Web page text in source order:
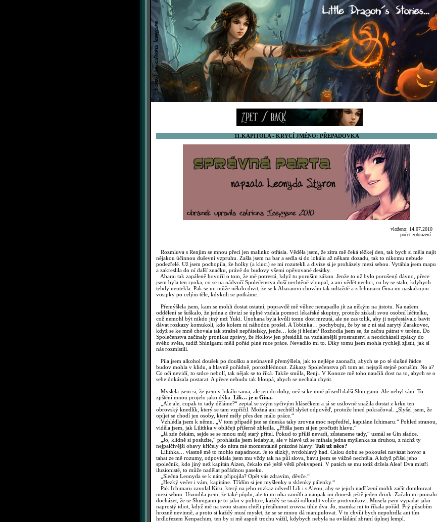
11.KAPITOLA - KRYCÍ JMÉNO: PŘEPADOVKA
vloženo: 14.07.2010
počet zobrazení:
Rozmluva s Renjim se mnou přeci jen malinko otřásla. Věděla jsem, že zítra mě čeká těžkej den, tak bych si měla najít
nějakou účinnou duševní vzpruhu. Zašla jsem na bar a sedla si do lokálu až někam dozadu, tak to nikomu nebude
podezřelé. Už jsem pochopila, že holky (a kluci) se mi rozutekli a divize si je proházely mezi sebou. Vytáhla jsem mapu
a zakreslila do ní další značku, právě do budovy všemi opěvované desítky.
Abarai tak zapáleně hovořil o tom, že mě potrestá, když tu poruším zákon. Jenže to už bylo porušený dávno, přece
jsem byla ten ryoka, co se na nádvoří Společenstva duší nechtěně vloupal, a ani vědět nechci, co by se stalo, kdybych
tehdy neutekla. Pak se mi může někdo divit, že se k Abaraiovi chovám tak odtažitě a z Ichimaru Gina mi naskakujou
vosipky po celým těle, kdykoli se potkáme.
Přemýšlela jsem, kam se mohli dostat ostatní, popravdě mě vůbec nenapadlo jít za někým na jistotu. Na našem
oddělení se šuškalo, že jedna z divizí se úplně vzdala pomoci lékařské skupiny, protože získali svou osobní léčitelku,
což nemohl být nikdo jiný než Yuki. Unohana byla kvůli tomu dost mrzutá, ale ne zas tolik, aby ji nepřestávalo bavit
dávat rozkazy komukoli, kdo kolem ní náhodou prošel. A Tobinka… pochybuju, že by se z ní stal zarytý Zarakovec,
když se ke mně chovala tak strašně nepřátelsky, jenže… kde ji hledat? Rozhodla jsem se, že začnu pátrat v terénu. Do
Společenstva začínaly pronikat zprávy, že Hollow jen přesídlili na vzdálenější prostranství a neodcházeli zpátky do
svého světa, tudíž Shinigami měli pořád plné ruce práce. Nevadilo mi to. Díky tomu jsem mohla rychleji zjistit, jak si
nás rozmístili.
Pila jsem alkohol doušek po doušku a neúnavně přemýšlela, jak to nejlépe zaonačit, abych se po té slušné řádce
budov mohla v klidu, a hlavně pořádně, porozhlédnout. Zákazy Společenstva při tom asi nejspíš stejně poruším. No a?
Co oči nevidí, to srdce nebolí, tak nějak se to říká. Takže smůla, Renji. V Konoze mě toho naučili dost na to, abych se o
sebe dokázala postarat. A přece nebudu tak hloupá, abych se nechala chytit.
Myslela jsem si, že jsem v lokálu sama, ale jen do doby, než si ke mně přisedl další Shinigami. Ale nebyl sám. To
zjištění mnou projelo jako dýka. Lili… je u Gina.
„Ale ale, copak to tady děláme?“ zeptal se svým syčivým hlásečkem a já se usilovně snažila dostat z krku ten
obrovský knedlík, který se tam vzpříčil. Možná ani nechtěl slyšet odpověď, protože hned pokračoval. „Slyšel jsem, že
opíjet se chodí jen osoby, které měly přes den málo práce.“
Vzhlédla jsem k němu. „V tom případě jste se dneska taky zrovna moc nepředřel, kapitáne Ichimaru.“ Pohled stranou,
viděla jsem, jak Lilithka v obličeji příšerně zbledla. „Přišla jsem si jen pročistit hlavu.“
„Já zde čekám, sejde se se mnou můj starý přítel. Pokud to příliš nevadí, zůstaneme tady,“ usmál se Gin sladce.
„Jo, klidně si poslužte,“ prohlásila jsem ledabyle, ale v hlavě už se míhala jedna myšlenka za druhou, z nichž ty
nejpalčivější obavy křičely do nitra mé momentálně prázdné hlavy: Tuší už něco?
Lilithka… vlastně mě to mohlo napadnout. Je to slizký, tvrdohlavý had. Celou dobu se pokoušel navázat hovor a
tahat ze mě rozumy, odpovídala jsem mu vždy tak na půl slova, bavit jsem se vážně nechtěla. A když přišel jeho
společník, kdo jiný než kapitán Aizen, čekalo mě ještě větší překvapení. V patách se mu totiž držela Alea! Dva mistři
iluzionisté, to může nadělat pořádnou paseku.
„Slečna Leonyda se k nám připojila? Opět vás zdravím, děvče.“
„Hezký večer i vám, kapitáne. Třídím si jen myšlenky u sklenky pálenky.“
Pak Ichimaru zavolal Kiru, který na jeho rozkaz odvedl Lili i s Aleou, aby se jejich nadřízení mohli začít domlouvat
mezi sebou. Usoudila jsem, že také půjdu, ale to mi oba zamítli a naopak mi donesli ještě jeden drink. Začalo mi pomalu
docházet, že se Shinigami je to jako v politice, každý se snaží odloudit voliče protivníkovi. Musela jsem vypadat jako
naprostý idiot, když mě na svou stranu chtěli přetáhnout zrovna tihle dva. Jo, mamka mi to říkala pořád. Prý působím
hrozně nevinně, a proto si každý musí myslet, že se se mnou dá manipulovat. V tu chvíli bych nepohrdla ani tím
hrdlořezem Kenpachim, ten by si mě aspoň trochu vážil, kdybych nebyla na ovládání zbraní úplnej lempl.